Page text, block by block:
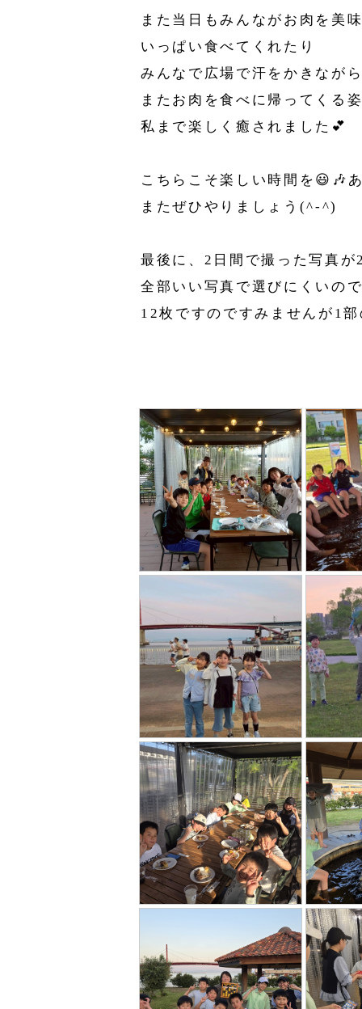
また当日もみんながお肉を美
いっぱい食べてくれたり
みんなで広場で汗をかきなが
またお肉を食べに帰ってくる
私まで楽しく癒されました💕
こちらこそ楽しい時間を😃🎶
またぜひやりましょう(^-^)
最後に、2日間で撮った写真
全部いい写真で選びにくいの
12枚ですのですみませんが1